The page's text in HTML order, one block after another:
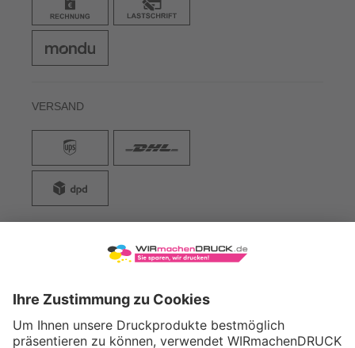
VERSAND
WIRmachenDRUCK GmbH
71522 Backnang
Tel.: +49 (0) 711 995 982 - 20
Fax: +49 (0) 711 995 982 - 21